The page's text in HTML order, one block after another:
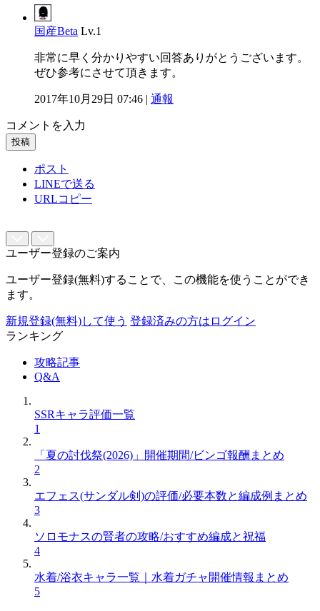
国産Beta Lv.1
非常に早く分かりやすい回答ありがとうございます。
ぜひ参考にさせて頂きます。
2017年10月29日 07:46 | 通報
コメントを入力
投稿
ポスト
LINEで送る
URLコピー
ユーザー登録のご案内
ユーザー登録(無料)することで、この機能を使うことができ
ます。
新規登録(無料)して使う 登録済みの方はログイン
ランキング
攻略記事
Q&A
SSRキャラ評価一覧
1
「夏の討伐祭(2026)」開催期間/ビンゴ報酬まとめ
2
エフェス(サンダル剣)の評価/必要本数と編成例まとめ
3
ソロモナスの賢者の攻略/おすすめ編成と祝福
4
水着/浴衣キャラ一覧｜水着ガチャ開催情報まとめ
5